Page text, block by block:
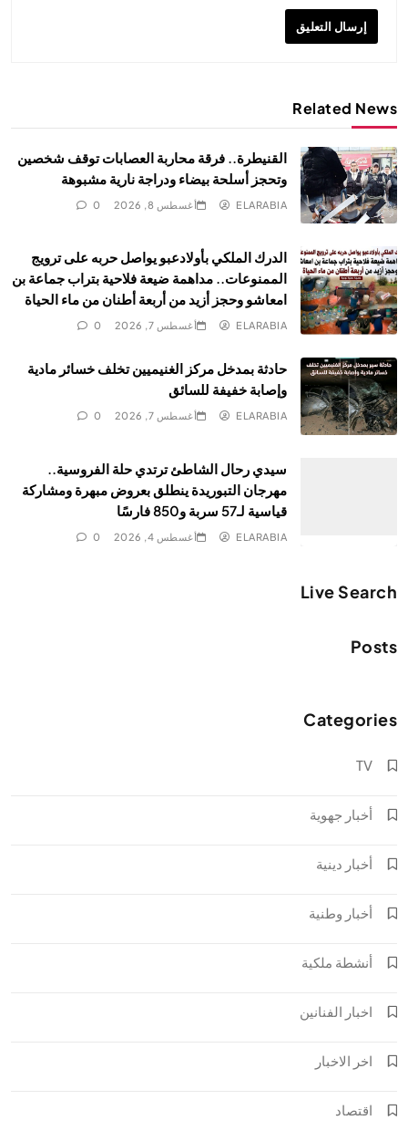
Related News
القنيطرة.. فرقة محاربة العصابات توقف شخصين
وتحجز أسلحة بيضاء ودراجة نارية مشبوهة
ELARABIA أغسطس 8, 2026 0
الدرك الملكي بأولادعبو يواصل حربه على ترويج
الممنوعات.. مداهمة ضيعة فلاحية بتراب جماعة بن
امعاشو وحجز أزيد من أربعة أطنان من ماء الحياة
ELARABIA أغسطس 7, 2026 0
حادثة بمدخل مركز الغنيميين تخلف خسائر مادية
وإصابة خفيفة للسائق
ELARABIA أغسطس 7, 2026 0
سيدي رحال الشاطئ ترتدي حلة الفروسية..
مهرجان التبوريدة ينطلق بعروض مبهرة ومشاركة
قياسية لـ57 سربة و850 فارسًا
ELARABIA أغسطس 4, 2026 0
Live Search
Posts
Categories
TV
أخبار جهوية
أخبار دينية
أخبار وطنية
أنشطة ملكية
اخبار الفنانين
اخر الاخبار
اقتصاد